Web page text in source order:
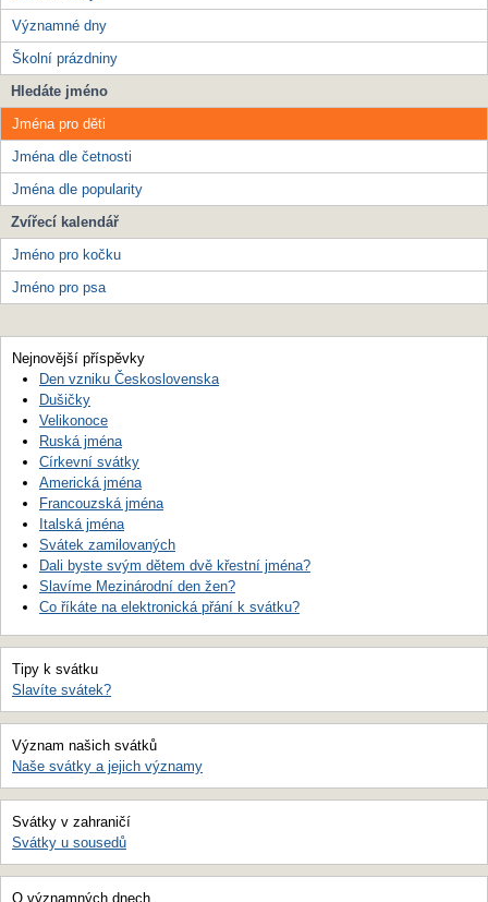
Významné dny
Školní prázdniny
Hledáte jméno
Jména pro děti
Jména dle četnosti
Jména dle popularity
Zvířecí kalendář
Jméno pro kočku
Jméno pro psa
Nejnovější příspěvky
Den vzniku Československa
Dušičky
Velikonoce
Ruská jména
Církevní svátky
Americká jména
Francouzská jména
Italská jména
Svátek zamilovaných
Dali byste svým dětem dvě křestní jména?
Slavíme Mezinárodní den žen?
Co říkáte na elektronická přání k svátku?
Tipy k svátku
Slavíte svátek?
Význam našich svátků
Naše svátky a jejich významy
Svátky v zahraničí
Svátky u sousedů
O významných dnech